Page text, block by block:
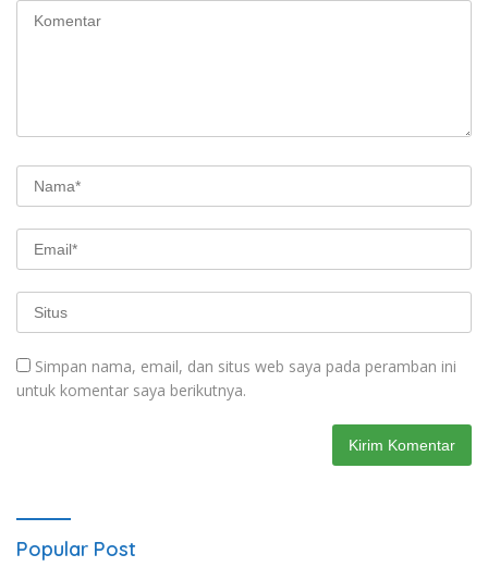
Simpan nama, email, dan situs web saya pada peramban ini
untuk komentar saya berikutnya.
Popular Post